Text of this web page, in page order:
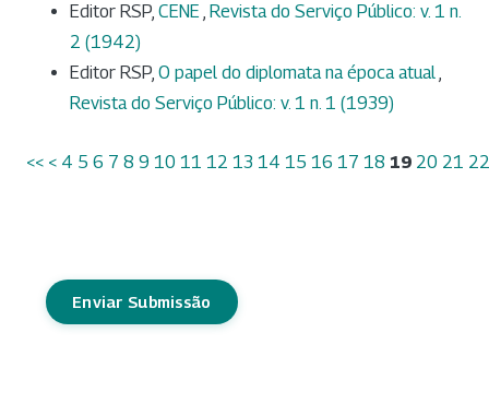
Editor RSP, CENE , Revista do Serviço Público: v. 1 n.
2 (1942)
Editor RSP, O papel do diplomata na época atual,
Revista do Serviço Público: v. 1 n. 1 (1939)
<< < 4 5 6 7 8 9 10 11 12 13 14 15 16 17 18 19 20 21 22
Enviar Submissão